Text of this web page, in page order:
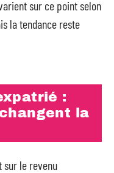
sur ce point selon
la tendance reste
:
la
le revenu